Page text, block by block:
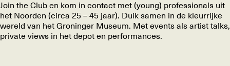
Join the Club en kom in contact met (young) professionals uit
het Noorden (circa 25 – 45 jaar). Duik samen in de kleurrijke
wereld van het Groninger Museum. Met events als artist talks,
private views in het depot en performances.